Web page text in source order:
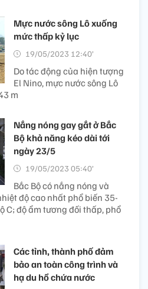
Mực nước sông Lô xuống
mức thấp kỷ lục
19/05/2023 12:40’
Do tác động của hiện tượng
El Nino, mực nước sông Lô
m
Nắng nóng gay gắt ở Bắc
Bộ khả năng kéo dài tới
ngày 23/5
19/05/2023 05:40’
Bắc Bộ có nắng nóng và
độ cao nhất phổ biến 35-
C; độ ẩm tương đối thấp, phổ
Các tỉnh, thành phố đảm
bảo an toàn công trình và
hạ du hồ chứa nước